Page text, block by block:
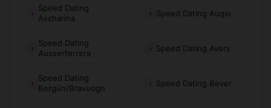
Speed Dating
Ascharina
Speed Dating Augio
Speed Dating
Ausserferrera
Speed Dating Avers
Speed Dating
Bergün/Bravuogn
Speed Dating Bever